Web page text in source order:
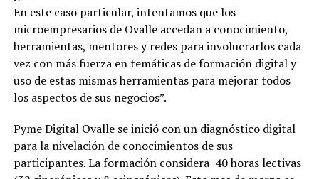
En este caso particular, intentamos que los
microempresarios de Ovalle accedan a conocimiento,
herramientas, mentores y redes para involucrarlos cada
vez con más fuerza en temáticas de formación digital y
uso de estas mismas herramientas para mejorar todos
los aspectos de sus negocios”.
Pyme Digital Ovalle se inició con un diagnóstico digital
para la nivelación de conocimientos de sus
participantes. La formación considera 40 horas lectivas